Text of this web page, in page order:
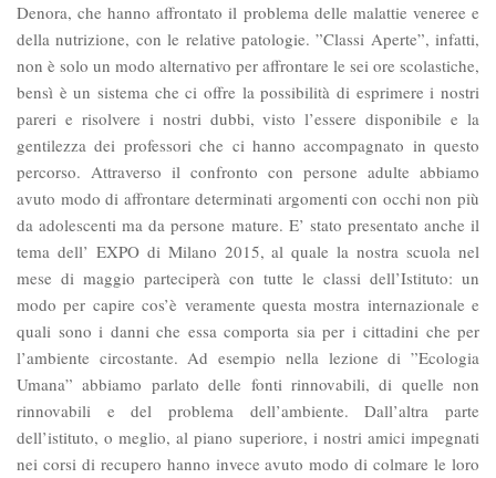
Denora, che hanno affrontato il problema delle malattie veneree e
della nutrizione, con le relative patologie. ”Classi Aperte”, infatti,
non è solo un modo alternativo per affrontare le sei ore scolastiche,
bensì è un sistema che ci offre la possibilità di esprimere i nostri
pareri e risolvere i nostri dubbi, visto l’essere disponibile e la
gentilezza dei professori che ci hanno accompagnato in questo
percorso. Attraverso il confronto con persone adulte abbiamo
avuto modo di affrontare determinati argomenti con occhi non più
da adolescenti ma da persone mature. E’ stato presentato anche il
tema dell’ EXPO di Milano 2015, al quale la nostra scuola nel
mese di maggio parteciperà con tutte le classi dell’Istituto: un
modo per capire cos’è veramente questa mostra internazionale e
quali sono i danni che essa comporta sia per i cittadini che per
l’ambiente circostante. Ad esempio nella lezione di ”Ecologia
Umana” abbiamo parlato delle fonti rinnovabili, di quelle non
rinnovabili e del problema dell’ambiente. Dall’altra parte
dell’istituto, o meglio, al piano superiore, i nostri amici impegnati
nei corsi di recupero hanno invece avuto modo di colmare le loro